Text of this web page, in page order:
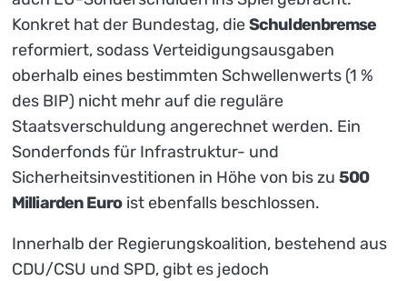
Konkret hat der Bundestag, dieSchuldenbremse
reformiert, sodass Verteidigungsausgaben
oberhalb eines bestimmten Schwellenwerts (1 %
des BIP) nicht mehr auf die reguläre
Staatsverschuldung angerechnet werden. Ein
Sonderfonds für Infrastruktur- und
Sicherheitsinvestitionen in Höhe von bis zu 500
Milliarden Euroist ebenfalls beschlossen.
Innerhalb der Regierungskoalition, bestehend aus
CDU/CSU und SPD, gibt es jedoch